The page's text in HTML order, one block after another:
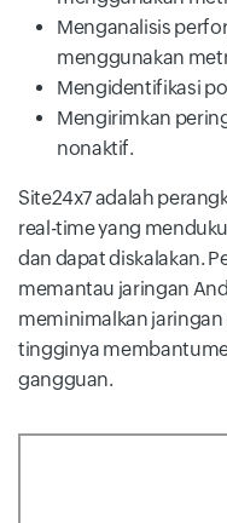
Menganalisis
menggunakan
Mengidentifikasi
Mengirimkan
nonaktif.
Site24x7 adalah
real-time yang
dan dapat diskalakan.
memantau jaringan
meminimalkan
tingginya
gangguan.